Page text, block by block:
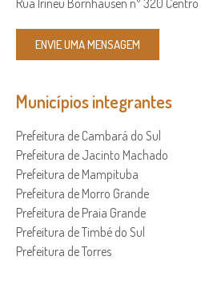
ENVIE UMA MENSAGEM
Municípios integrantes
Prefeitura de Cambará do Sul
Prefeitura de Jacinto Machado
Prefeitura de Mampituba
Prefeitura de Morro Grande
Prefeitura de Praia Grande
Prefeitura de Timbé do Sul
Prefeitura de Torres